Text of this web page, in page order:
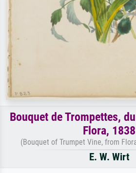
Bouquet de Trompettes,
Flora, 1838
(Bouquet of Trumpet Vine, from
E. W. Wirt